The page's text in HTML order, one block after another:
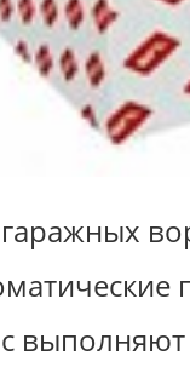
выполняют